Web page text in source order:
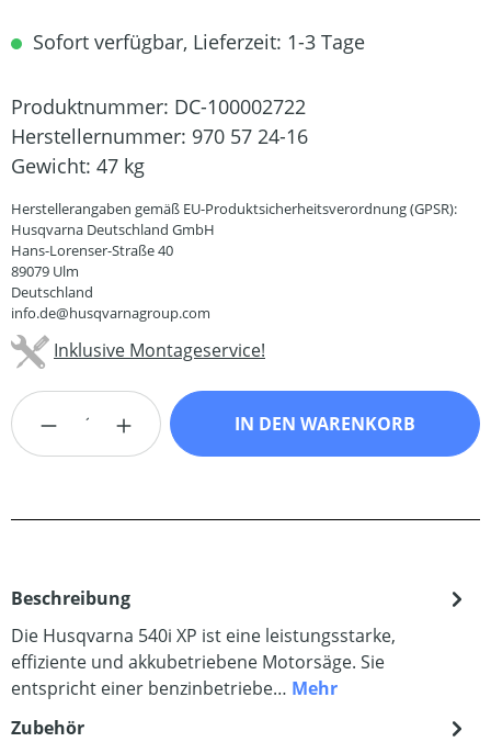
Sofort verfügbar, Lieferzeit: 1-3 Tage
Produktnummer: DC-100002722
Herstellernummer: 970 57 24-16
Gewicht: 47 kg
Herstellerangaben gemäß EU-Produktsicherheitsverordnung (GPSR):
Husqvarna Deutschland GmbH
Hans-Lorenser-Straße 40
89079 Ulm
Deutschland
info.de@husqvarnagroup.com
Inklusive Montageservice!
Produkt Anzahl: Gib den gewünschten
IN DEN WARENKORB
Beschreibung
Die Husqvarna 540i XP ist eine leistungsstarke,
effiziente und akkubetriebene Motorsäge. Sie
entspricht einer benzinbetriebe… Mehr
Zubehör